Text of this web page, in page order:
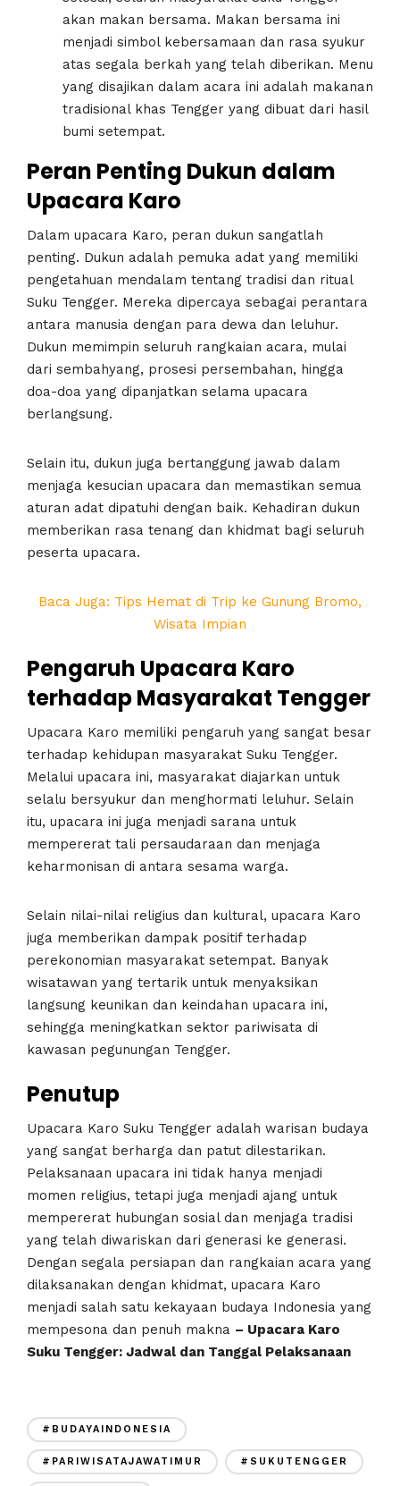
akan makan bersama. Makan bersama ini
menjadi simbol kebersamaan dan rasa syukur
atas segala berkah yang telah diberikan. Menu
yang disajikan dalam acara ini adalah makanan
tradisional khas Tengger yang dibuat dari hasil
bumi setempat.
Peran Penting Dukun dalam
Upacara Karo
Dalam upacara Karo, peran dukun sangatlah
penting. Dukun adalah pemuka adat yang memiliki
pengetahuan mendalam tentang tradisi dan ritual
Suku Tengger. Mereka dipercaya sebagai perantara
antara manusia dengan para dewa dan leluhur.
Dukun memimpin seluruh rangkaian acara, mulai
dari sembahyang, prosesi persembahan, hingga
doa-doa yang dipanjatkan selama upacara
berlangsung.
Selain itu, dukun juga bertanggung jawab dalam
menjaga kesucian upacara dan memastikan semua
aturan adat dipatuhi dengan baik. Kehadiran dukun
memberikan rasa tenang dan khidmat bagi seluruh
peserta upacara.
Baca Juga: Tips Hemat di Trip ke Gunung Bromo,
Wisata Impian
Pengaruh Upacara Karo
terhadap Masyarakat Tengger
Upacara Karo memiliki pengaruh yang sangat besar
terhadap kehidupan masyarakat Suku Tengger.
Melalui upacara ini, masyarakat diajarkan untuk
selalu bersyukur dan menghormati leluhur. Selain
itu, upacara ini juga menjadi sarana untuk
mempererat tali persaudaraan dan menjaga
keharmonisan di antara sesama warga.
Selain nilai-nilai religius dan kultural, upacara Karo
juga memberikan dampak positif terhadap
perekonomian masyarakat setempat. Banyak
wisatawan yang tertarik untuk menyaksikan
langsung keunikan dan keindahan upacara ini,
sehingga meningkatkan sektor pariwisata di
kawasan pegunungan Tengger.
Penutup
Upacara Karo Suku Tengger adalah warisan budaya
yang sangat berharga dan patut dilestarikan.
Pelaksanaan upacara ini tidak hanya menjadi
momen religius, tetapi juga menjadi ajang untuk
mempererat hubungan sosial dan menjaga tradisi
yang telah diwariskan dari generasi ke generasi.
Dengan segala persiapan dan rangkaian acara yang
dilaksanakan dengan khidmat, upacara Karo
menjadi salah satu kekayaan budaya Indonesia yang
mempesona dan penuh makna – Upacara Karo
Suku Tengger: Jadwal dan Tanggal Pelaksanaan
#BUDAYAINDONESIA
#PARIWISATAJAWATIMUR #SUKUTENGGER